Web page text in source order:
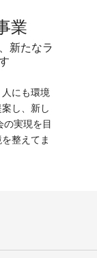
業
新たなラ
にも環境
し、新し
の実現を目
整えてま